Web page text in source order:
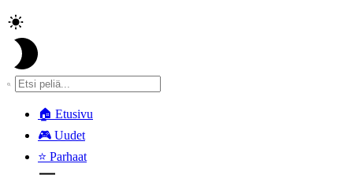
🏠 Etusivu
🎮 Uudet
⭐ Parhaat